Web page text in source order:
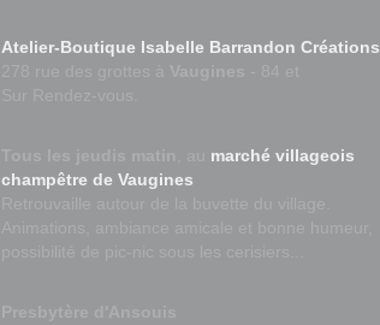
Atelier-Boutique Isabelle Barrandon Créations
marché villageois
champêtre de Vaugines